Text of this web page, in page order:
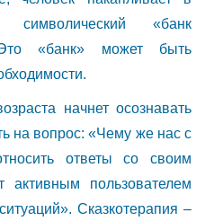
символический «банк
«банк» может быть
начнет осознавать
на вопрос: «Чему же нас с
ответы со своим
активным пользователем
Сказкотерапия –